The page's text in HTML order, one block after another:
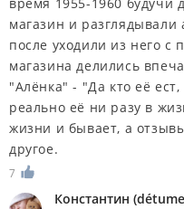
магазин и разглядывали
после уходили из него
магазина делились
"Алёнка" - "Да кто её
реально её ни разу в
жизни и бывает, а
другое.
7
Константин (